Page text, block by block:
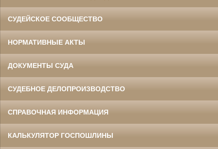
СУДЕЙСКОЕ СООБЩЕСТВО
НОРМАТИВНЫЕ АКТЫ
ДОКУМЕНТЫ СУДА
СУДЕБНОЕ ДЕЛОПРОИЗВОДСТВО
СПРАВОЧНАЯ ИНФОРМАЦИЯ
КАЛЬКУЛЯТОР ГОСПОШЛИНЫ